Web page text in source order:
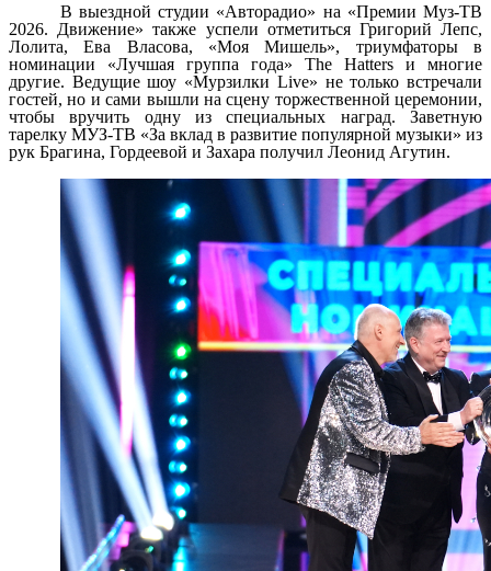
В выездной студии «Авторадио» на «Премии Муз-ТВ
2026. Движение» также успели отметиться Григорий Лепс,
Лолита, Ева Власова, «Моя Мишель», триумфаторы в
номинации «Лучшая группа года» The Hatters и многие
другие. Ведущие шоу «Мурзилки Live» не только встречали
гостей, но и сами вышли на сцену торжественной церемонии,
чтобы вручить одну из специальных наград. Заветную
тарелку МУЗ-ТВ «За вклад в развитие популярной музыки» из
рук Брагина, Гордеевой и Захара получил Леонид Агутин.